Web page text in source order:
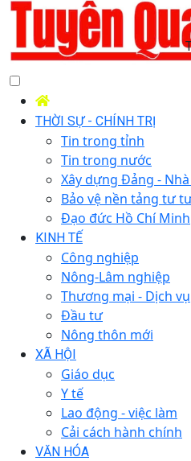
THỜI SỰ - CHÍNH TRỊ
Tin trong tỉnh
Tin trong nước
Xây dựng Đảng -
Bảo vệ nền tảng tư
Đạo đức Hồ Chí Minh
KINH TẾ
Công nghiệp
Nông-Lâm nghiệp
Thương mại - Dịch vụ
Đầu tư
Nông thôn mới
XÃ HỘI
Giáo dục
Y tế
Lao động - việc làm
Cải cách hành chính
VĂN HÓA